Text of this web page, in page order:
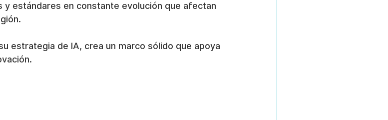
y estándares en constante evolución que afectan
estrategia de IA, crea un marco sólido que apoya